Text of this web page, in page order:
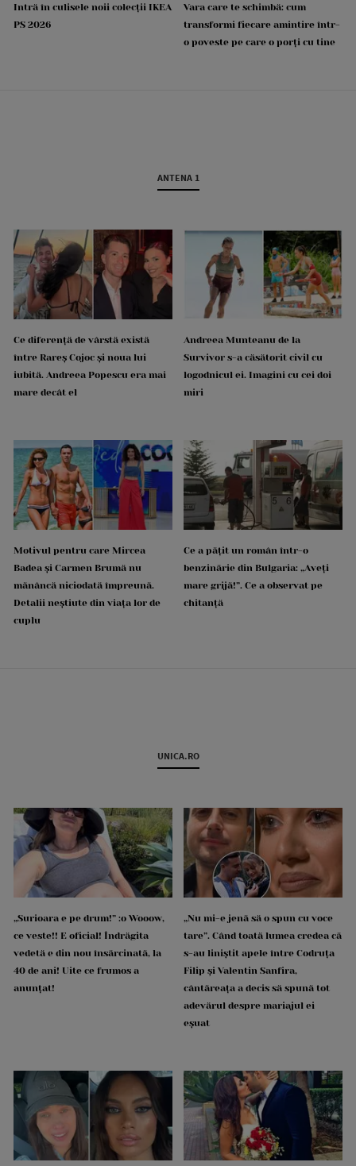
Intră în culisele noii colecții IKEA
PS 2026
Vara care te schimbă: cum
transformi fiecare amintire într-
o poveste pe care o porți cu tine
ANTENA 1
Ce diferență de vârstă există
între Rareș Cojoc și noua lui
iubită. Andreea Popescu era mai
mare decât el
Andreea Munteanu de la
Survivor s-a căsătorit civil cu
logodnicul ei. Imagini cu cei doi
miri
Motivul pentru care Mircea
Badea și Carmen Brumă nu
mănâncă niciodată împreună.
Detalii neștiute din viața lor de
cuplu
Ce a pățit un român într-o
benzinărie din Bulgaria: „Aveți
mare grijă!”. Ce a observat pe
chitanță
UNICA.RO
„Surioara e pe drum!” :o Wooow,
ce veste!! E oficial! Îndrăgita
vedetă e din nou însărcinată, la
40 de ani! Uite ce frumos a
anunțat!
„Nu mi-e jenă să o spun cu voce
tare”. Când toată lumea credea că
s-au liniștit apele între Codruța
Filip și Valentin Sanfira,
cântăreața a decis să spună tot
adevărul despre mariajul ei
eșuat